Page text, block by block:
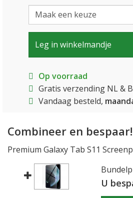
Leg in winkelmandje
Op voorraad
Gratis verzending NL &
Vandaag besteld,
Combineer en bespaar!
Premium Galaxy Tab S11
U